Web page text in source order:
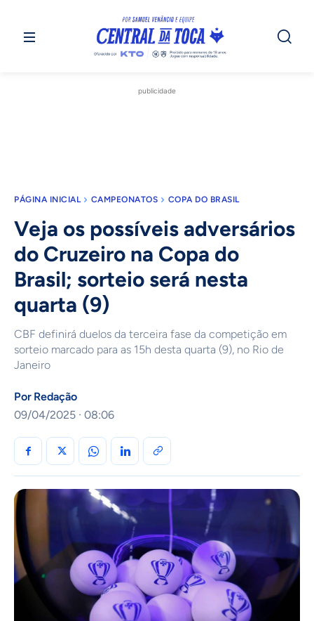
publicidade
PÁGINA INICIAL CAMPEONATOS COPA DO BRASIL
Veja os possíveis adversários
do Cruzeiro na Copa do
Brasil; sorteio será nesta
quarta (9)
CBF definirá duelos da terceira fase da competição em
sorteio marcado para as 15h desta quarta (9), no Rio de
Janeiro
Por Redação
09/04/2025 · 08:06